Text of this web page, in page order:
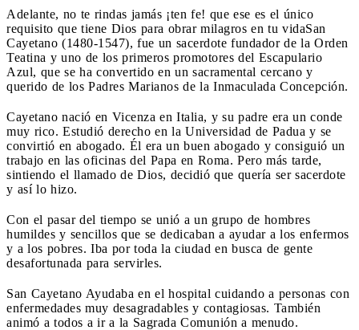
Adelante, no te rindas jamás ¡ten fe! que ese es el único
requisito que tiene Dios para obrar milagros en tu vidaSan
Cayetano (1480-1547), fue un sacerdote fundador de la Orden
Teatina y uno de los primeros promotores del Escapulario
Azul, que se ha convertido en un sacramental cercano y
querido de los Padres Marianos de la Inmaculada Concepción.
Cayetano nació en Vicenza en Italia, y su padre era un conde
muy rico. Estudió derecho en la Universidad de Padua y se
convirtió en abogado. Él era un buen abogado y consiguió un
trabajo en las oficinas del Papa en Roma. Pero más tarde,
sintiendo el llamado de Dios, decidió que quería ser sacerdote
y así lo hizo.
Con el pasar del tiempo se unió a un grupo de hombres
humildes y sencillos que se dedicaban a ayudar a los enfermos
y a los pobres. Iba por toda la ciudad en busca de gente
desafortunada para servirles.
San Cayetano Ayudaba en el hospital cuidando a personas con
enfermedades muy desagradables y contagiosas. También
animó a todos a ir a la Sagrada Comunión a menudo.